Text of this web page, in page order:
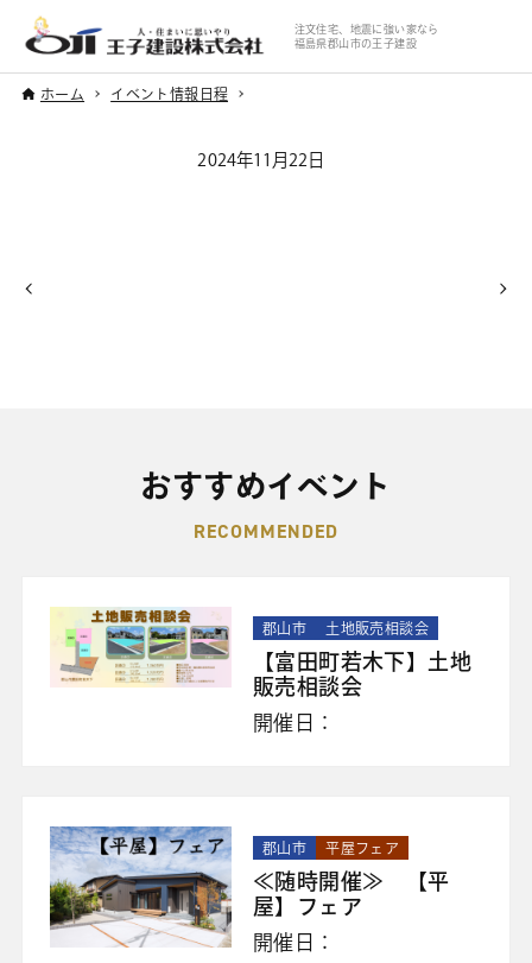
注文住宅、地震に強い家なら
福島県郡山市の王子建設
ホーム イベント情報日程
2024年11月22日
おすすめイベント
RECOMMENDED
郡山市 土地販売相談会
【富田町若木下】土地
販売相談会
開催日：
郡山市 平屋フェア
≪随時開催≫ 【平
屋】フェア
開催日：